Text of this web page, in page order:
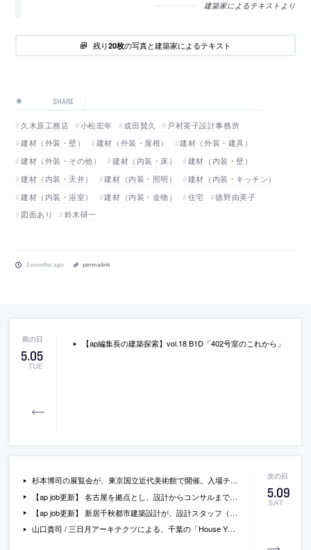
建築家によるテキストより
残り20枚の写真と建築家によるテキスト
SHARE
久木原工務店 小松宏年 成田賛久
戸村英子設計事務所
建材（外装・壁）
建材（外装・屋根）
建材（外装・建具）
建材（外装・その他）
建材（内装・床）
建材（内装・壁）
建材（内装・天井）
建材（内装・照明）
建材（内装・キッチン）
建材（内装・浴室）
建材（内装・金物） 住宅
德野由美子
図面あり
鈴木研一
3 months ago permalink
5.05
TUE
【ap編集長の建築探索】vol.18 B1D「402号室のこれから」
5.09
SAT
杉本博司の展覧会が、東京国立近代美術館で開催。入場チケットをプレゼント。建築分野を含む多岐にわたる活動で知られる現代美術作家の“銀塩写真”の展示。20世紀のモダニズム建築を被写体とした“建築”シリーズも公開
【ap job更新】 名古屋を拠点とし、設計からコンサルまでトータルに手掛ける「void」が、設計スタッフ（既卒・経験者）を募集中
【ap job更新】 新居千秋都市建築設計が、設計スタッフ（新卒・既卒・経験者）と アルバイトを募集中
山口貴司 / 三日月アーキテクツによる、千葉の「House Y」。“自然と人工物が混ざり合う”郊外に建つ設計者の自邸。この場所での暮らしの“豊かさ”に向き合い、街並みの“断片的な体験の余韻”を感じられる建築を志向。“風景のかけら”を“空間・設え・素材”に置き換える